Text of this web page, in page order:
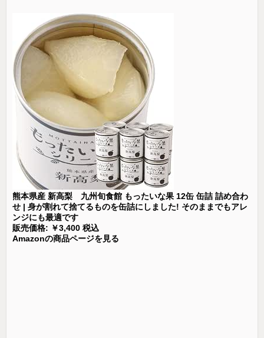
熊本県産 新高梨 九州旬食館 もったいな果 12缶 缶詰 詰め合わ
せ | 身が割れて捨てるものを缶詰にしました! そのままでもアレ
ンジにも最適です
販売価格: ￥3,400 税込
Amazonの商品ページを見る